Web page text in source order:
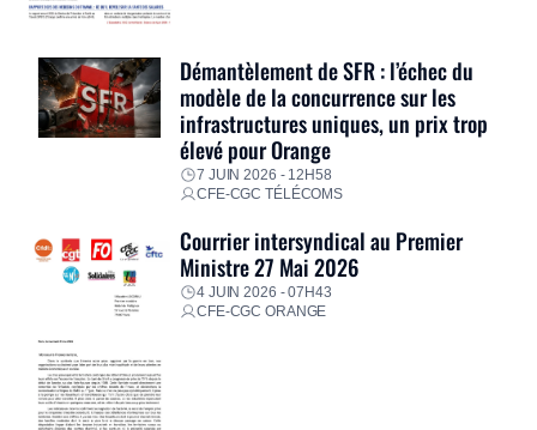
Démantèlement de SFR : l’échec du
modèle de la concurrence sur les
infrastructures uniques, un prix trop
élevé pour Orange
7 JUIN 2026 - 12H58
CFE-CGC TÉLÉCOMS
Courrier intersyndical au Premier
Ministre 27 Mai 2026
4 JUIN 2026 - 07H43
CFE-CGC ORANGE